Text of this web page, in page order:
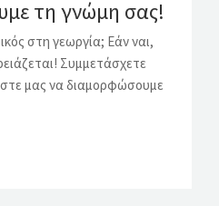
τη γνώμη σας!
στη γεωργία; Εάν ναι,
Συμμετάσχετε
μας να διαμορφώσουμε